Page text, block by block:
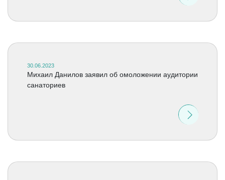
30.06.2023
Михаил Данилов заявил об омоложении аудитории
санаториев